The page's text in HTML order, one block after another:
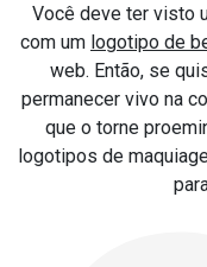
Você deve ter visto
com um logotipo de
web. Então, se
permanecer vivo na
que o torne
logotipos de